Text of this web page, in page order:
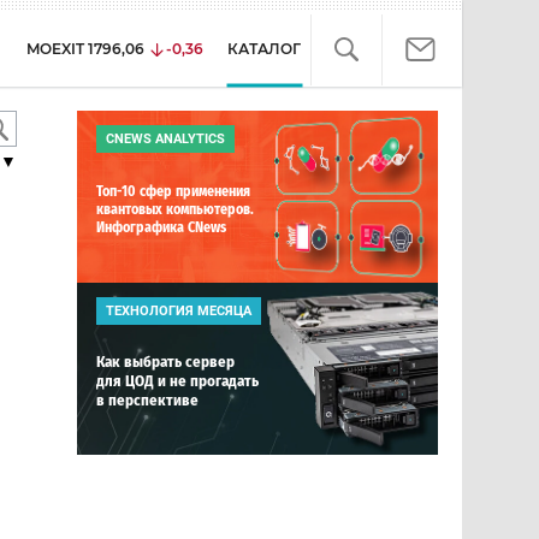
MOEXIT 1796,06 -0,36 КАТАЛОГ
▼
CNEWS ANALYTICS
Топ-10 сфер применения
квантовых компьютеров.
Инфографика CNews
ТЕХНОЛОГИЯ МЕСЯЦА
Как выбрать сервер
для ЦОД и не прогадать
в перспективе